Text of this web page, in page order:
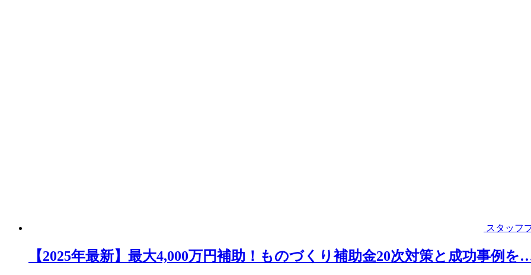
スタッフ
【2025年最新】最大4,000万円補助！ものづくり補助金20次対策と成功事例を